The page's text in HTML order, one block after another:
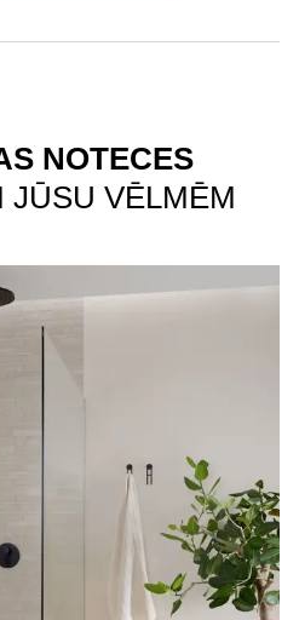
NOTECES
JŪSU VĒLMĒM